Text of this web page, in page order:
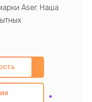
Aser. Наша
знаниями и
ремонт с
компонентов, а
всех
- предоставить